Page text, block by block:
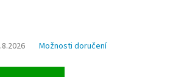
Možnosti doručení